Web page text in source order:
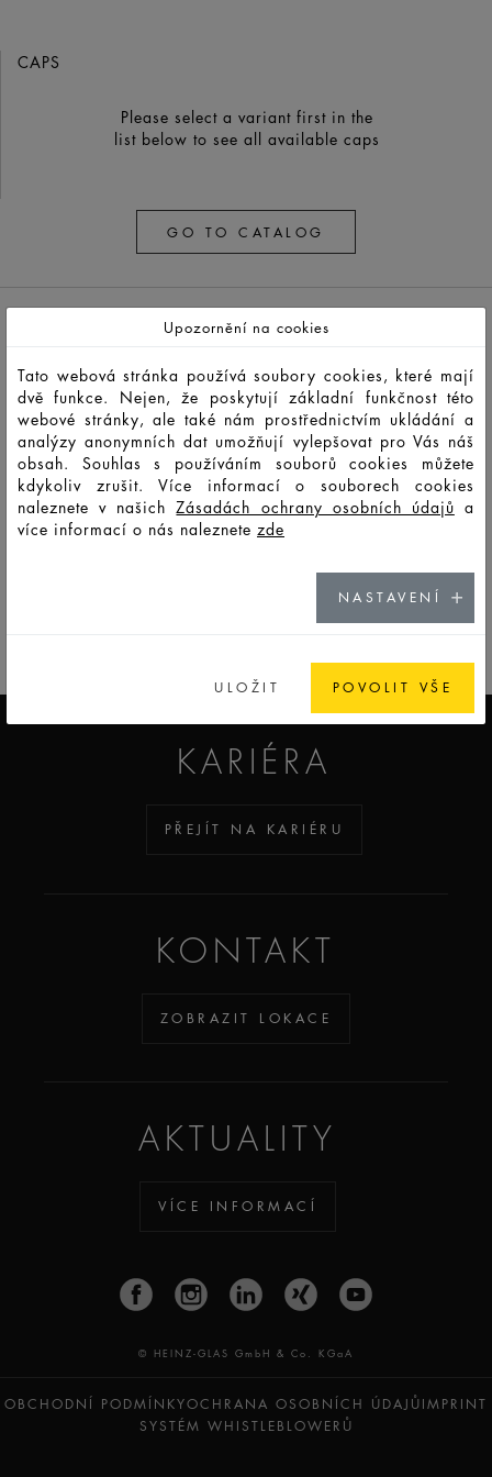
CAPS
Please select a variant first in the
list below to see all available caps
GO TO CATALOG
HD13044 LSO 50 65 149,3 39,9 65 65
ADDICTED TO GLASS
KARIÉRA
PŘEJÍT NA KARIÉRU
KONTAKT
ZOBRAZIT LOKACE
AKTUALITY
VÍCE INFORMACÍ
© HEINZ-GLAS GmbH & Co. KGaA
OBCHODNÍ PODMÍNKYOCHRANA OSOBNÍCH ÚDAJŮIMPRINT
SYSTÉM WHISTLEBLOWERŮ
Upozornění na cookies
Tato webová stránka používá soubory cookies, které mají
dvě funkce. Nejen, že poskytují základní funkčnost této
webové stránky, ale také nám prostřednictvím ukládání a
analýzy anonymních dat umožňují vylepšovat pro Vás náš
obsah. Souhlas s používáním souborů cookies můžete
kdykoliv zrušit. Více informací o souborech cookies
naleznete v našich Zásadách ochrany osobních údajů a
více informací o nás naleznete zde
NASTAVENÍ
ULOŽIT POVOLIT VŠE